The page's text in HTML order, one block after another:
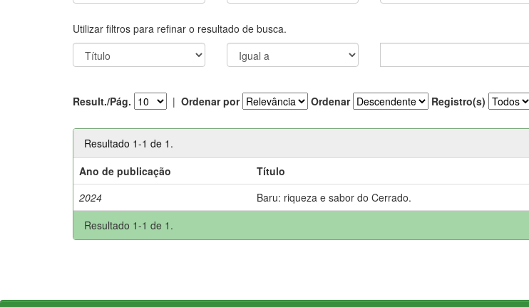
Utilizar filtros para refinar o resultado de busca.
Result./Pág. | Ordenar por Ordenar Registro(s)
Resultado 1-1 de 1.
Ano de publicação
Título
2024
Baru: riqueza e sabor do Cerrado.
Resultado 1-1 de 1.